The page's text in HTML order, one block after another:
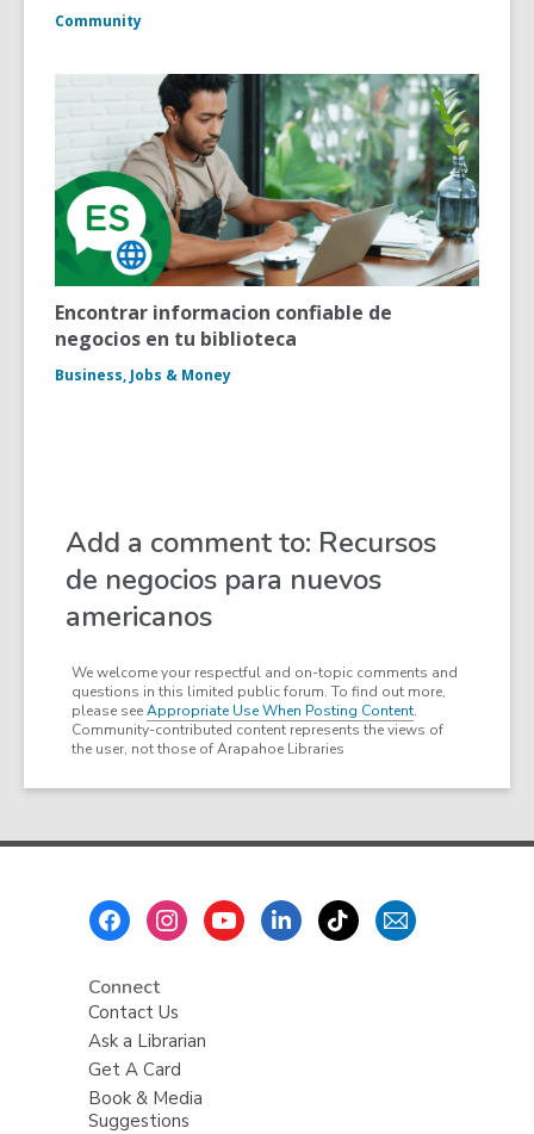
Community
Encontrar informacion confiable de
negocios en tu biblioteca
Business, Jobs & Money
Add a comment to: Recursos
de negocios para nuevos
americanos
We welcome your respectful and on-topic comments and
questions in this limited public forum. To find out more,
please seeAppropriate Use When Posting Content.
Community-contributed content represents the views of
the user, not those of Arapahoe Libraries
Connect
Contact Us
Ask a Librarian
Get A Card
Book & Media
Suggestions